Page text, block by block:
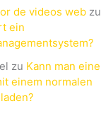
de videos web zu
ein
zu Kann man eine
einem normalen